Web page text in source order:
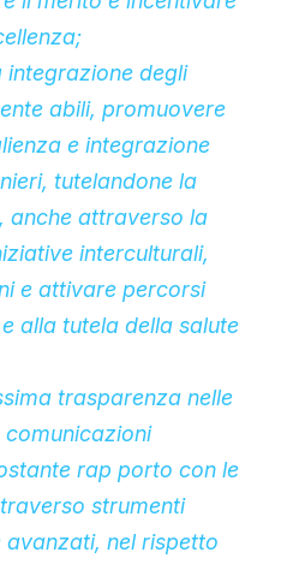
integrazione degli
abili, promuovere
e integrazione
tutelandone la
anche attraverso la
interculturali,
e attivare percorsi
alla tutela della salute
trasparenza nelle
comunicazioni
rap porto con le
strumenti
nel rispetto